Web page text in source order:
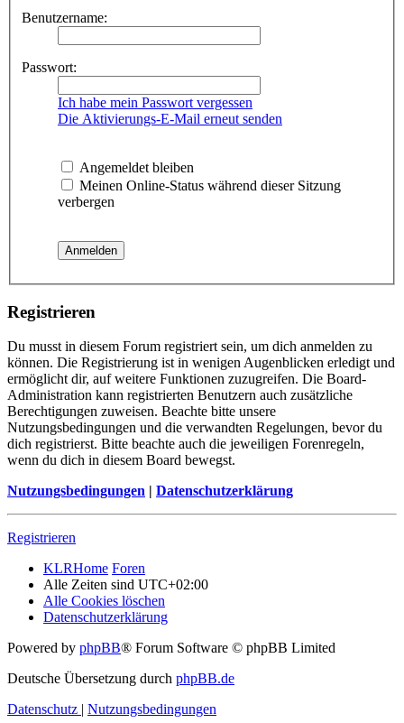
Benutzername:
Passwort:
Ich habe mein Passwort vergessen
Die Aktivierungs-E-Mail erneut senden
Angemeldet bleiben
Meinen Online-Status während dieser Sitzung
verbergen
Registrieren
Du musst in diesem Forum registriert sein, um dich anmelden zu
können. Die Registrierung ist in wenigen Augenblicken erledigt und
ermöglicht dir, auf weitere Funktionen zuzugreifen. Die Board-
Administration kann registrierten Benutzern auch zusätzliche
Berechtigungen zuweisen. Beachte bitte unsere
Nutzungsbedingungen und die verwandten Regelungen, bevor du
dich registrierst. Bitte beachte auch die jeweiligen Forenregeln,
wenn du dich in diesem Board bewegst.
Nutzungsbedingungen | Datenschutzerklärung
Registrieren
KLRHome Foren
Alle Zeiten sind UTC+02:00
Alle Cookies löschen
Datenschutzerklärung
Powered by phpBB® Forum Software © phpBB Limited
Deutsche Übersetzung durch phpBB.de
Datenschutz | Nutzungsbedingungen